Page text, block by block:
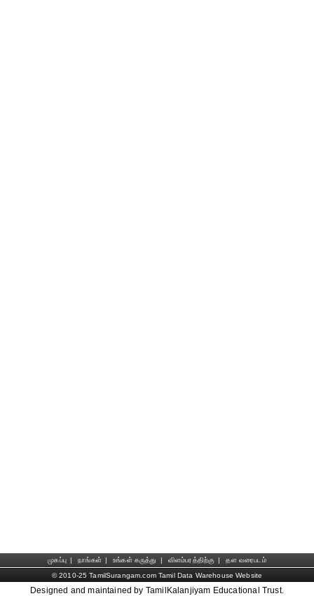
முகப்பு | நாங்கள் | உங்கள் கருத்து | விளம்பரத்திற்கு |
தள வரைபடம்
© 2010-25 TamilSurangam.com Tamil Data Warehouse Website
Designed and maintained by TamilKalanjiyam Educational Trust.